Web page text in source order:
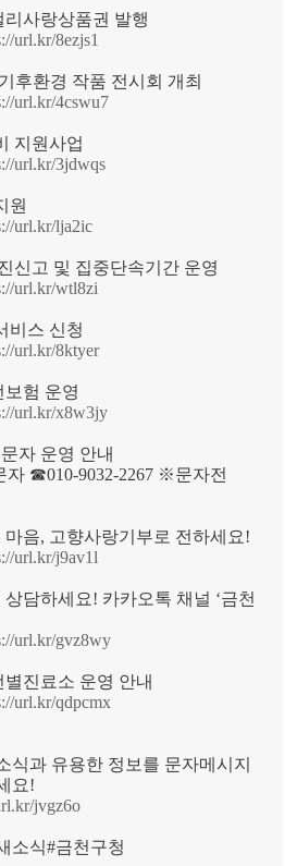
사랑상품권 발행
url.kr/8ezjs1
후환경 작품 전시회 개최
url.kr/4cswu7
지원사업
url.kr/3jdwqs
원
url.kr/lja2ic
신고 및 집중단속기간 운영
url.kr/wtl8zi
비스 신청
url.kr/8ktyer
보험 운영
url.kr/x8w3jy
자 운영 안내
☎010-9032-2267 ※문자전
마음, 고향사랑기부로 전하세요!
url.kr/j9av1l
담하세요! 카카오톡 채널 ‘금천
url.kr/gvz8wy
진료소 운영 안내
url.kr/qdpcmx
식과 유용한 정보를 문자메시지
요!
jvgz6o
소식#금천구청